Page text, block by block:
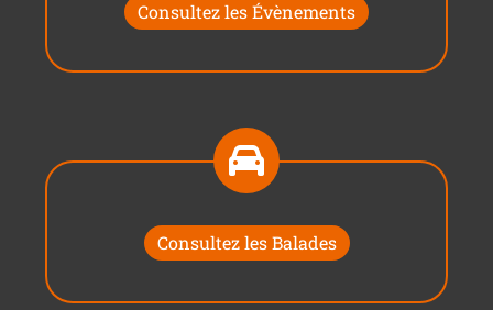
Consultez les Évènements
Consultez les Balades